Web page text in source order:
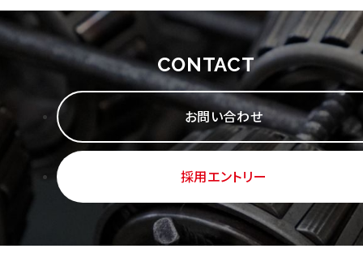
CONTACT
お問い合わせ
採用エントリー